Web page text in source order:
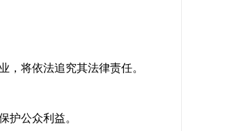
将依法追究其法律责任。
护公众利益。